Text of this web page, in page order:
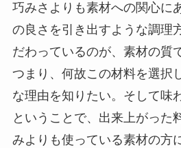
巧みさよりも素材への関心に
の良さを引き出すような調理
だわっているのが、素材の質
つまり、何故この材料を選択
な理由を知りたい。そして味
ということで、出来上がった
みよりも使っている素材の方